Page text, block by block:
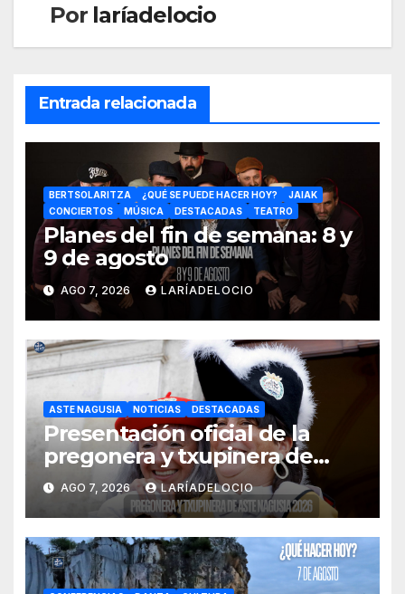
Por laríadelocio
Entrada relacionada
BERTSOLARITZA ¿QUÉ SE PUEDE HACER HOY?
JAIAK
CONCIERTOS
MÚSICA DESTACADAS TEATRO
Planes del fin de semana: 8 y
9 de agosto
AGO 7, 2026 LARÍADELOCIO
ASTE NAGUSIA NOTICIAS DESTACADAS
Presentación oficial de la
pregonera y txupinera de
Aste Nagusia 2026
AGO 7, 2026 LARÍADELOCIO